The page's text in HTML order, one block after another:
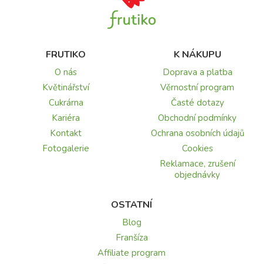
FRUTIKO
O nás
Květinářství
Cukrárna
Kariéra
Kontakt
Fotogalerie
K NÁKUPU
Doprava a platba
Věrnostní program
Časté dotazy
Obchodní podmínky
Ochrana osobních údajů
Cookies
Reklamace, zrušení
objednávky
OSTATNÍ
Blog
Franšíza
Affiliate program